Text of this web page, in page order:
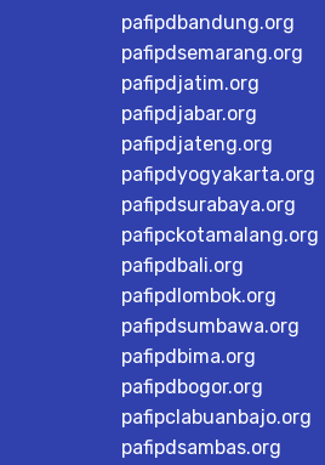
pafipdbandung.org
pafipdsemarang.org
pafipdjatim.org
pafipdjabar.org
pafipdjateng.org
pafipdyogyakarta.org
pafipdsurabaya.org
pafipckotamalang.org
pafipdbali.org
pafipdlombok.org
pafipdsumbawa.org
pafipdbima.org
pafipdbogor.org
pafipclabuanbajo.org
pafipdsambas.org